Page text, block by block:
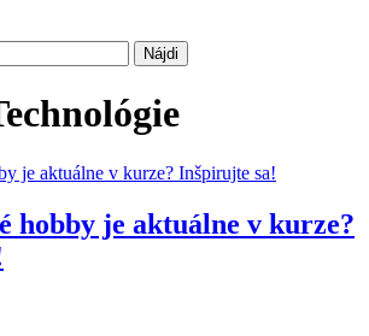
hobby je aktuálne v kurze?